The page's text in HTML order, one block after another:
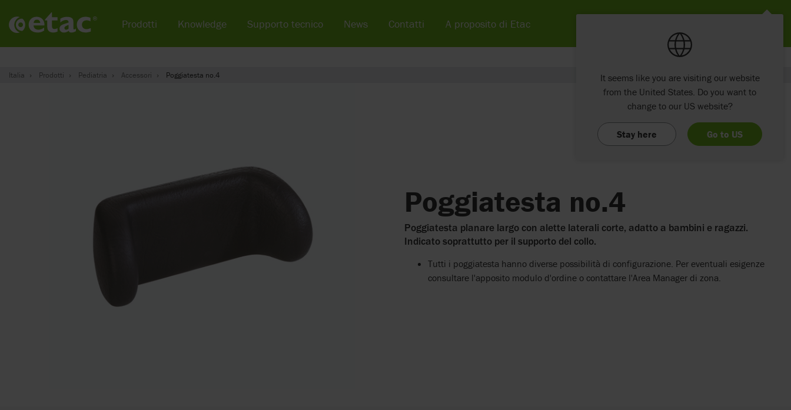
Italia Prodotti Pediatria Accessori Poggiatesta no.4
Poggiatesta no.4
Poggiatesta planare largo con alette laterali corte, adatto a bambini e ragazzi.
Indicato soprattutto per il supporto del collo.
Tutti i poggiatesta hanno diverse possibilità di configurazione. Per eventuali esigenze
consultare l'apposito modulo d'ordine o contattare l'Area Manager di zona.
Prodotti Knowledge Supporto tecnico News Contatti A proposito di Etac
It seems like you are visiting our website
from the United States. Do you want to
change to our US website?
Stay here Go to US